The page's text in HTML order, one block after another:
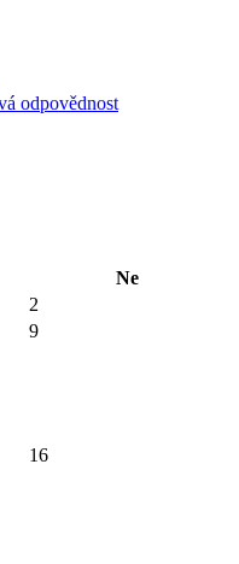
odpovědnost
Ne
2
9
16